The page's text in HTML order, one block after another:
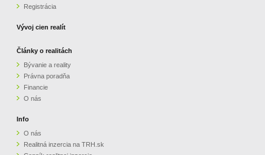
Registrácia
Vývoj cien realít
Články o realitách
Bývanie a reality
Právna poradňa
Financie
O nás
Info
O nás
Realitná inzercia na TRH.sk